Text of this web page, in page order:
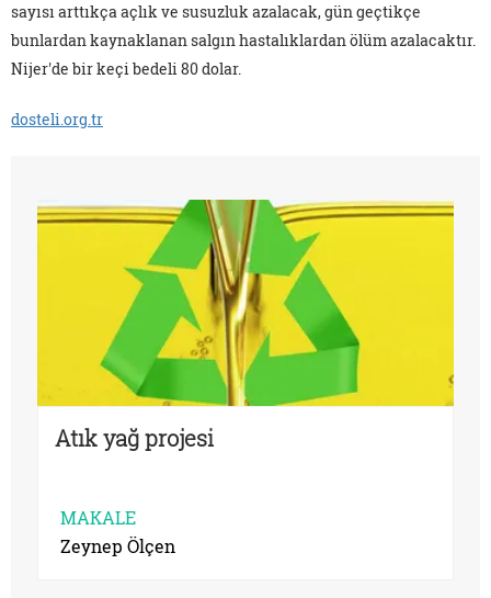
sayısı arttıkça açlık ve susuzluk azalacak, gün geçtikçe
bunlardan kaynaklanan salgın hastalıklardan ölüm azalacaktır.
Nijer'de bir keçi bedeli 80 dolar.
dosteli.org.tr
Atık yağ projesi
MAKALE
Zeynep Ölçen